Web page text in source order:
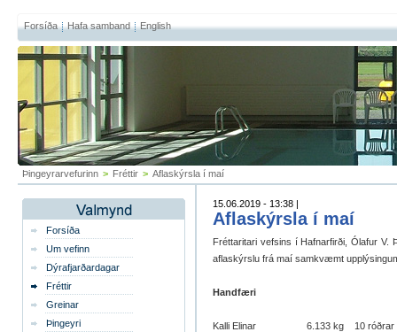
Forsíða Hafa samband English
Þingeyrarvefurinn > Fréttir > Aflaskýrsla í maí
Forsíða
Um vefinn
Dýrafjarðardagar
Fréttir
Greinar
Þingeyri
15.06.2019 - 13:38 |
Aflaskýrsla í maí
Fréttaritari vefsins í Hafnarfirði, Ólafur V.
aflaskýrslu frá maí samkvæmt
Handfæri
Kalli Elinar 6.133 kg 10 róðrar